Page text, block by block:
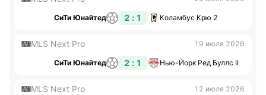
СиТи Юнайтед 2 : 1 Коламбус Крю 2
MLS Next Pro 19 июля 2026
СиТи Юнайтед 2 : 1 Нью-Йорк Ред Буллс II
MLS Next Pro 12 июля 2026